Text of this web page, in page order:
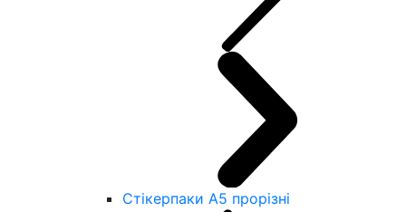
Стікерпаки А5 прорізні